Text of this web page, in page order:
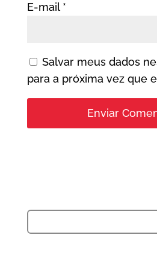
E-mail *
Salvar meus dados
para a próxima vez que